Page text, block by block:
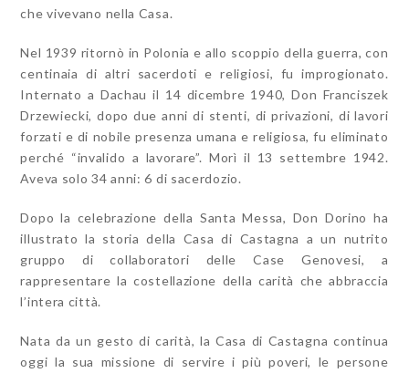
che vivevano nella Casa.
Nel 1939 ritornò in Polonia e allo scoppio della guerra, con
centinaia di altri sacerdoti e religiosi, fu improgionato.
Internato a Dachau il 14 dicembre 1940, Don Franciszek
Drzewiecki, dopo due anni di stenti, di privazioni, di lavori
forzati e di nobile presenza umana e religiosa, fu eliminato
perché “invalido a lavorare”. Morì il 13 settembre 1942.
Aveva solo 34 anni: 6 di sacerdozio.
Dopo la celebrazione della Santa Messa, Don Dorino ha
illustrato la storia della Casa di Castagna a un nutrito
gruppo di collaboratori delle Case Genovesi, a
rappresentare la costellazione della carità che abbraccia
l’intera città.
Nata da un gesto di carità, la Casa di Castagna continua
oggi la sua missione di servire i più poveri, le persone